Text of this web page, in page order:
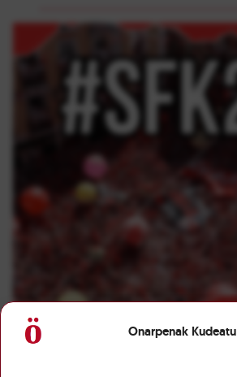
Onarpenak Kudeatu